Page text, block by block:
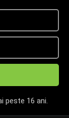
peste 16 ani.